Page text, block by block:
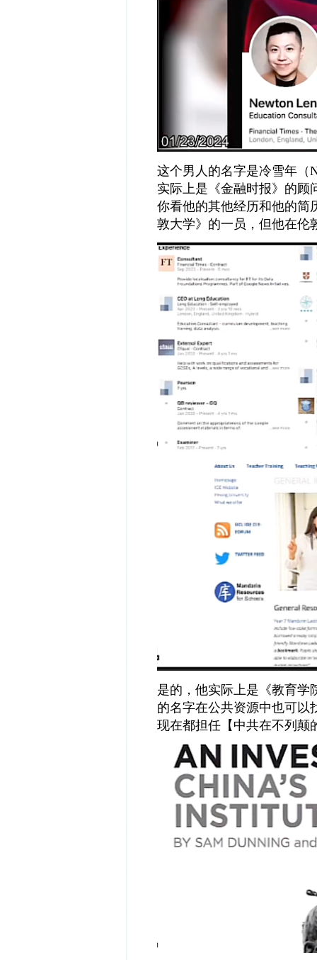
这个男人的名字是冷雪年（
实际上是《金融时报》的顾
你看他的其他经历和他的简
敦大学》的一员，但他在伦
是的，他实际上是《教育学
的名字在公共资源中也可以
现在都担任【中共在不列颠